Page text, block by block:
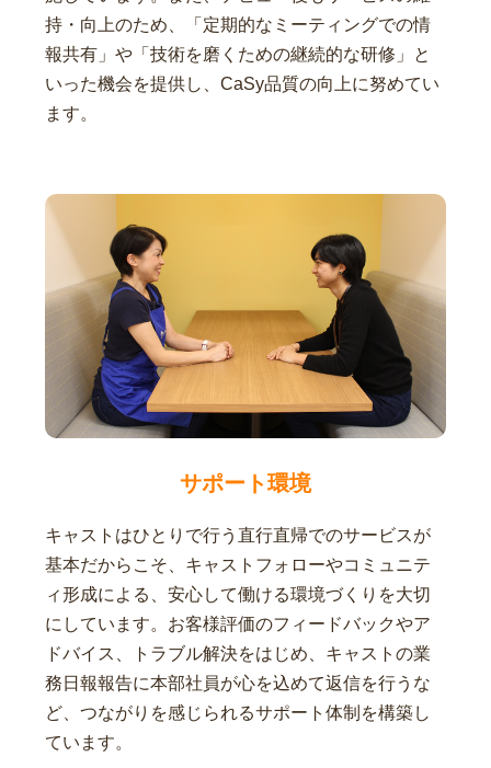
持・向上のため、「定期的なミーティングでの情
報共有」や「技術を磨くための継続的な研修」と
いった機会を提供し、CaSy品質の向上に努めてい
ます。
サポート環境
キャストはひとりで行う直行直帰でのサービスが
基本だからこそ、キャストフォローやコミュニテ
ィ形成による、安心して働ける環境づくりを大切
にしています。お客様評価のフィードバックやア
ドバイス、トラブル解決をはじめ、キャストの業
務日報報告に本部社員が心を込めて返信を行うな
ど、つながりを感じられるサポート体制を構築し
ています。